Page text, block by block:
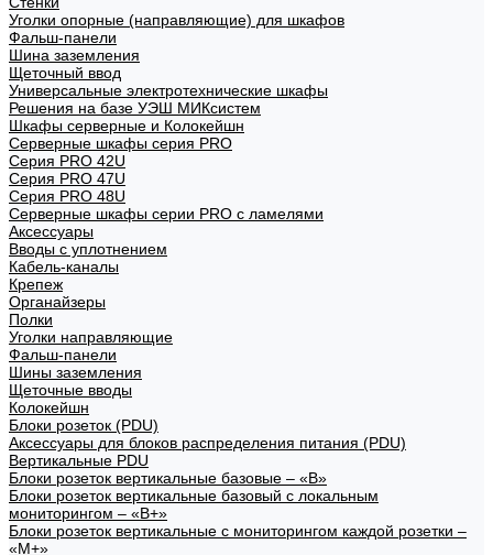
Уголки опорные (направляющие) для шкафов
Фальш-панели
Шина заземления
Щеточный ввод
Универсальные электротехнические шкафы
Решения на базе УЭШ МИКсистем
Шкафы серверные и Колокейшн
Серверные шкафы серия PRO
Серия PRO 42U
Серия PRO 47U
Серия PRO 48U
Серверные шкафы серии PRO с ламелями
Аксессуары
Вводы с уплотнением
Кабель-каналы
Крепеж
Органайзеры
Полки
Уголки направляющие
Фальш-панели
Шины заземления
Щеточные вводы
Колокейшн
Блоки розеток (PDU)
Аксессуары для блоков распределения питания (PDU)
Вертикальные PDU
Блоки розеток вертикальные базовые – «В»
Блоки розеток вертикальные базовый с локальным
мониторингом – «В+»
Блоки розеток вертикальные с мониторингом каждой розетки –
«М+»